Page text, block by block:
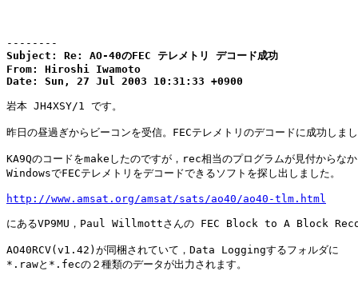
--------
Subject: Re: AO-40のFEC テレメトリ デコード成功
From: Hiroshi Iwamoto
Date: Sun, 27 Jul 2003 10:31:33 +0900
岩本 JH4XSY/1 です。
昨日の昼過ぎからビーコンを受信。FECテレメトリのデコードに成功しま
KA9Qのコードをmakeしたのですが，rec相当のプログラムが見付からな
WindowsでFECテレメトリをデコードできるソフトを探し出しました。
http://www.amsat.org/amsat/sats/ao40/ao40-tlm.html
にあるVP9MU，Paul Willmottさんの FEC Block to A Block
AO40RCV(v1.42)が同梱されていて，Data Loggingするフォルダに
*.rawと*.fecの２種類のデータが出力されます。